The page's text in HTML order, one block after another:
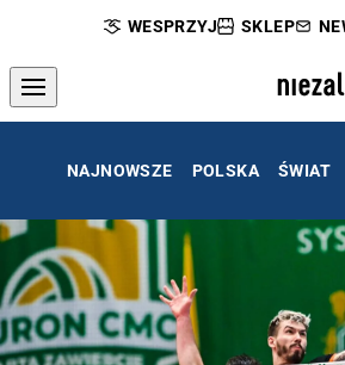
WESPRZYJ SKLEP
NAJNOWSZE POLSKA ŚWIAT